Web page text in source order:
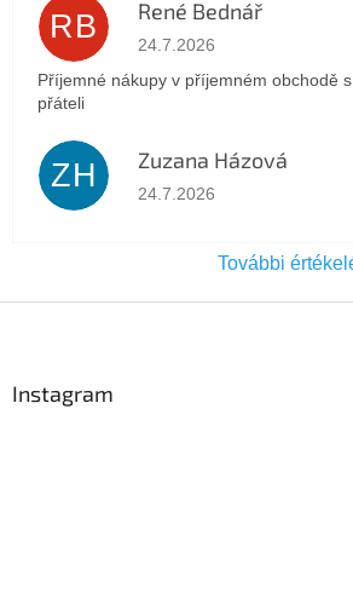
RB René Bednář
Az áruház értékelése 5-ből
24.7.2026
Příjemné nákupy v příjemném obchodě
přáteli
ZH Zuzana Házová
Az áruház értékelése 5-ből
24.7.2026
További
Instagram